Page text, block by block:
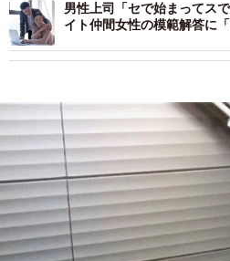
男性上司「セで始まってス
イト仲間女性の模範解答に